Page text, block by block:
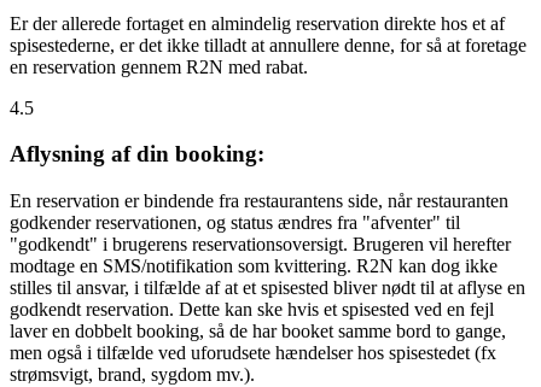
Er der allerede fortaget en almindelig reservation direkte hos et af
spisestederne, er det ikke tilladt at annullere denne, for så at foretage
en reservation gennem R2N med rabat.
4.5
Aflysning af din booking:
En reservation er bindende fra restaurantens side, når restauranten
godkender reservationen, og status ændres fra "afventer" til
"godkendt" i brugerens reservationsoversigt. Brugeren vil herefter
modtage en SMS/notifikation som kvittering. R2N kan dog ikke
stilles til ansvar, i tilfælde af at et spisested bliver nødt til at aflyse en
godkendt reservation. Dette kan ske hvis et spisested ved en fejl
laver en dobbelt booking, så de har booket samme bord to gange,
men også i tilfælde ved uforudsete hændelser hos spisestedet (fx
strømsvigt, brand, sygdom mv.).